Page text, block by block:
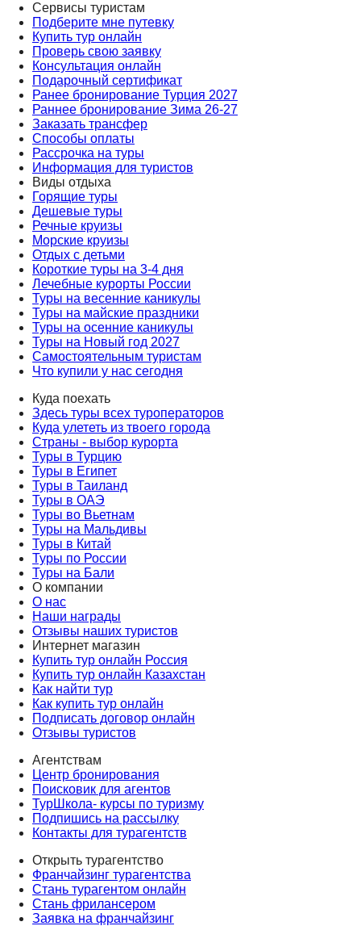
Сервисы туристам
Подберите мне путевку
Купить тур онлайн
Проверь свою заявку
Консультация онлайн
Подарочный сертификат
Ранее бронирование Турция 2027
Раннее бронирование Зима 26-27
Заказать трансфер
Способы оплаты
Рассрочка на туры
Информация для туристов
Виды отдыха
Горящие туры
Дешевые туры
Речные круизы
Морские круизы
Отдых с детьми
Короткие туры на 3-4 дня
Лечебные курорты России
Туры на весенние каникулы
Туры на майские праздники
Туры на осенние каникулы
Туры на Новый год 2027
Самостоятельным туристам
Что купили у нас сегодня
Куда поехать
Здесь туры всех туроператоров
Куда улететь из твоего города
Страны - выбор курорта
Туры в Турцию
Туры в Египет
Туры в Таиланд
Туры в ОАЭ
Туры во Вьетнам
Туры на Мальдивы
Туры в Китай
Туры по России
Туры на Бали
О компании
О нас
Наши награды
Отзывы наших туристов
Интернет магазин
Купить тур онлайн Россия
Купить тур онлайн Казахстан
Как найти тур
Как купить тур онлайн
Подписать договор онлайн
Отзывы туристов
Агентствам
Центр бронирования
Поисковик для агентов
ТурШкола- курсы по туризму
Подпишись на рассылку
Контакты для турагентств
Открыть турагентство
Франчайзинг турагентства
Стань турагентом онлайн
Стань фрилансером
Заявка на франчайзинг